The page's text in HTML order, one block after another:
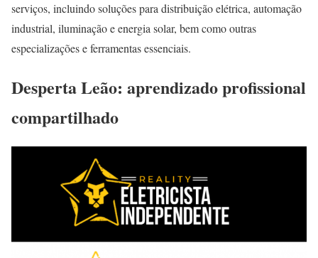
serviços, incluindo soluções para distribuição elétrica, automação
industrial, iluminação e energia solar, bem como outras
especializações e ferramentas essenciais.
Desperta Leão: aprendizado profissional
compartilhado